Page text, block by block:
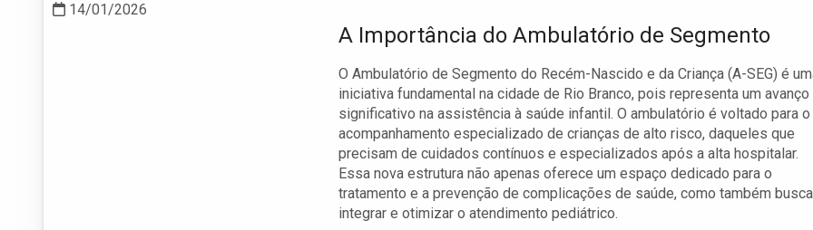
14/01/2026
A Importância do Ambulatório de Segmento
O Ambulatório de Segmento do Recém-Nascido e da Criança (A-SEG) é
iniciativa fundamental na cidade de Rio Branco, pois representa um avanço
significativo na assistência à saúde infantil. O ambulatório é voltado para o
acompanhamento especializado de crianças de alto risco, daqueles que
precisam de cuidados contínuos e especializados após a alta hospitalar.
Essa nova estrutura não apenas oferece um espaço dedicado para o
tratamento e a prevenção de complicações de saúde, como também busca
integrar e otimizar o atendimento pediátrico.